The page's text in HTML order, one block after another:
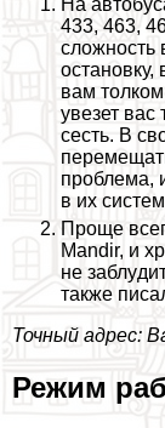
На
433, 463,
сложность
вам
увезет вас
сесть. В
проблема,
в их
Проще
Mandir, и
не
также
Точный адрес:
Режим